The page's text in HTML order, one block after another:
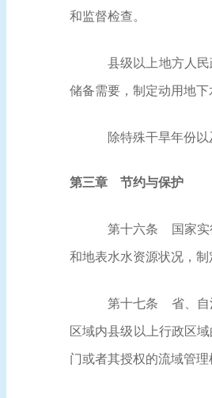
和监督检查。
县级以上地方人
储备需要，制定动用地
除特殊干旱年份
第三章 节约与保护
第十六条 国家实
和地表水水资源状况，
第十七条 省、自
区域内县级以上行政区
门或者其授权的流域管理